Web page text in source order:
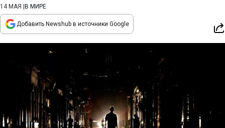
14 МАЯ В МИРЕ
Добавить Newshub в источники Google